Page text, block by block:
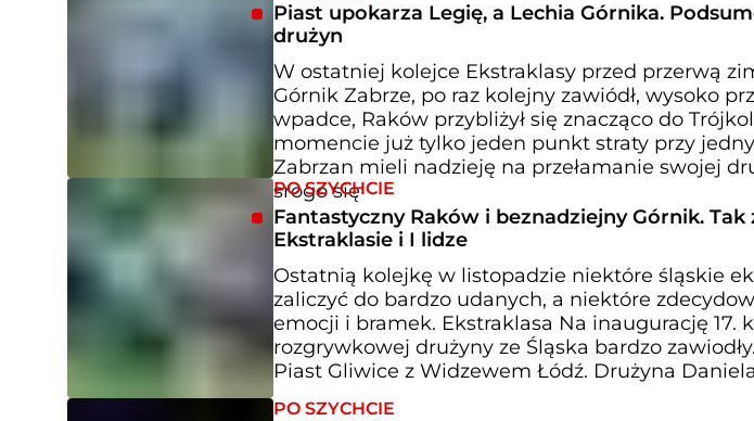
Piast upokarza Legię, a Lechia Górnika.
drużyn
W ostatniej kolejce Ekstraklasy przed przerwą
Górnik Zabrze, po raz kolejny zawiódł, wysoko
wpadce, Raków przybliżył się znacząco do
momencie już tylko jeden punkt straty przy
Zabrzan mieli nadzieję na przełamanie swojej
srogo się
PO SZYCHCIE
Fantastyczny Raków i beznadziejny Górnik. Tak
Ekstraklasie i I lidze
Ostatnią kolejkę w listopadzie niektóre śląskie
zaliczyć do bardzo udanych, a niektóre
emocji i bramek. Ekstraklasa Na inaugurację 17.
rozgrywkowej drużyny ze Śląska bardzo
Piast Gliwice z Widzewem Łódź. Drużyna
PO SZYCHCIE